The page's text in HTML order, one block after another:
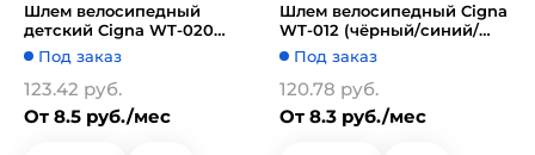
Шлем велосипедный
детский Cigna WT-020
(тёмно-синий)
Под заказ
123.42 руб.
От 8.5 руб./мес
Шлем велосипедный Cigna
WT-012 (чёрный/синий/
белый)
Под заказ
120.78 руб.
От 8.3 руб./мес